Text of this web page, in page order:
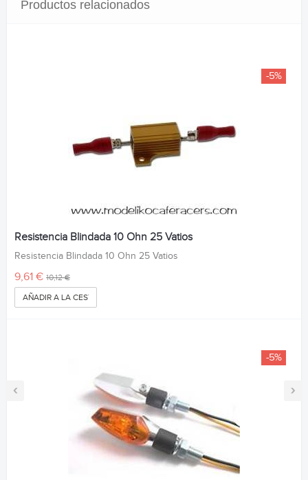
Productos relacionados
‹ ›
-5%
Resistencia Blindada 10 Ohn 25 Vatios
Resistencia Blindada 10 Ohn 25 Vatios
9,61 € 10,12 €
AÑADIR A LA CESTA
-5%